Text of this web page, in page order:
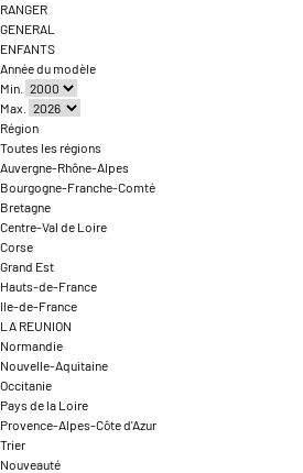
RANGER
GENERAL
ENFANTS
Année du modèle
Min.
Max.
Région
Toutes les régions
Auvergne-Rhône-Alpes
Bourgogne-Franche-Comté
Bretagne
Centre-Val de Loire
Corse
Grand Est
Hauts-de-France
Ile-de-France
LA REUNION
Normandie
Nouvelle-Aquitaine
Occitanie
Pays de la Loire
Provence-Alpes-Côte d'Azur
Trier
Nouveauté